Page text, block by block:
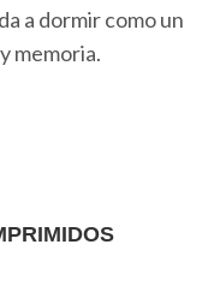
a dormir como un
memoria.